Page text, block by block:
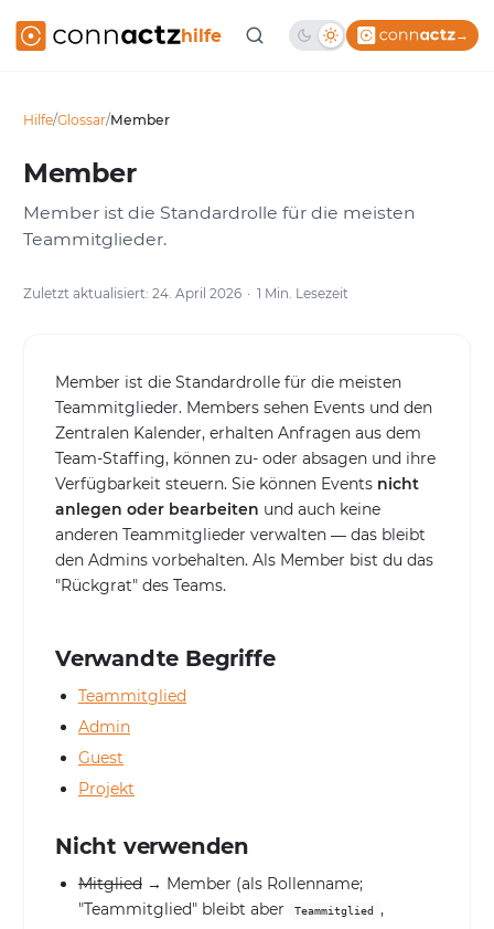
hilfe →
Hilfe/Glossar/Member
Member
Member ist die Standardrolle für die meisten
Teammitglieder.
Zuletzt aktualisiert: 24. April 2026 1 Min. Lesezeit
Member ist die Standardrolle für die meisten
Teammitglieder. Members sehen Events und den
Zentralen Kalender, erhalten Anfragen aus dem
Team-Staffing, können zu- oder absagen und ihre
Verfügbarkeit steuern. Sie können Events nicht
anlegen oder bearbeiten und auch keine
anderen Teammitglieder verwalten — das bleibt
den Admins vorbehalten. Als Member bist du das
"Rückgrat" des Teams.
Verwandte Begriffe
Teammitglied
Admin
Guest
Projekt
Nicht verwenden
Mitglied → Member (als Rollenname;
"Teammitglied" bleibt aber
Teammitglied
,